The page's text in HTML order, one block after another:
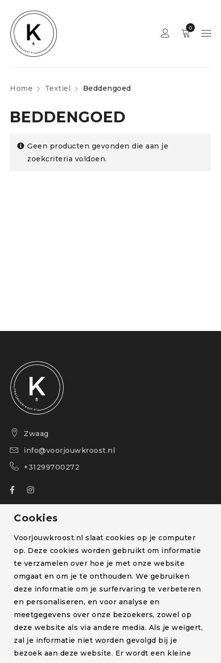
0
Home Textiel Beddengoed
BEDDENGOED
Geen producten gevonden die aan je
zoekcriteria voldoen.
Zwaag
info@voorjouwkroost.nl
+31299700272
Over ons
Bestelling volgen
Blog
Klachten en retourneren
Lactatiekundige
Levertijd en verzendkosten
Partners
Cookies
Voorjouwkroost.nl slaat cookies op je computer
op. Deze cookies worden gebruikt om informatie
te verzamelen over hoe je met onze website
omgaat en om je te onthouden. We gebruiken
deze informatie om je surfervaring te verbeteren
en personaliseren, en voor analyse en
meetgegevens over onze bezoekers, zowel op
deze website als via andere media. Als je weigert,
zal je informatie niet worden gevolgd bij je
bezoek aan deze website. Er wordt een kleine